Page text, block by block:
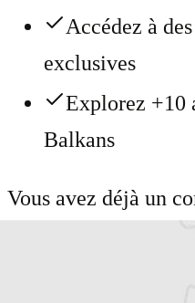
Accédez à
exclusives
Explorez +10
Balkans
Vous avez déjà un